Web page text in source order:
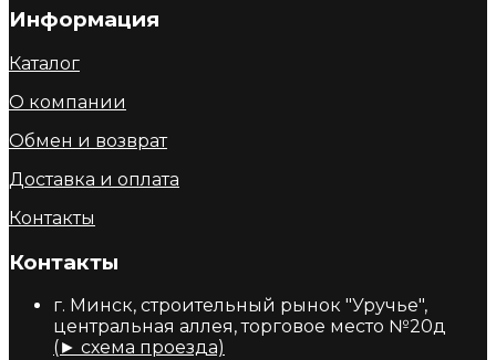
Информация
Каталог
О компании
Обмен и возврат
Доставка и оплата
Контакты
Контакты
г. Минск, строительный рынок "Уручье",
центральная аллея, торговое место №20д
(► схема проезда)